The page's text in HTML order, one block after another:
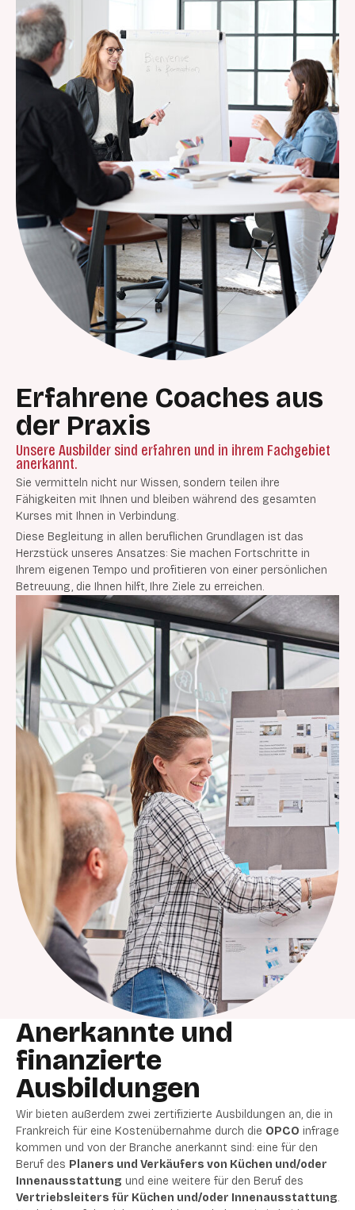
Erfahrene Coaches aus
der Praxis
Unsere Ausbilder sind erfahren und in ihrem Fachgebiet
anerkannt.
Sie vermitteln nicht nur Wissen, sondern teilen ihre
Fähigkeiten mit Ihnen und bleiben während des gesamten
Kurses mit Ihnen in Verbindung.
Diese Begleitung in allen beruflichen Grundlagen ist das
Herzstück unseres Ansatzes: Sie machen Fortschritte in
Ihrem eigenen Tempo und profitieren von einer persönlichen
Betreuung, die Ihnen hilft, Ihre Ziele zu erreichen.
Anerkannte und
finanzierte
Ausbildungen
Wir bieten außerdem zwei zertifizierte Ausbildungen an, die in
Frankreich für eine Kostenübernahme durch die OPCO infrage
kommen und von der Branche anerkannt sind: eine für den
Beruf des Planers und Verkäufers von Küchen und/oder
Innenausstattung und eine weitere für den Beruf des
Vertriebsleiters für Küchen und/oder Innenausstattung.